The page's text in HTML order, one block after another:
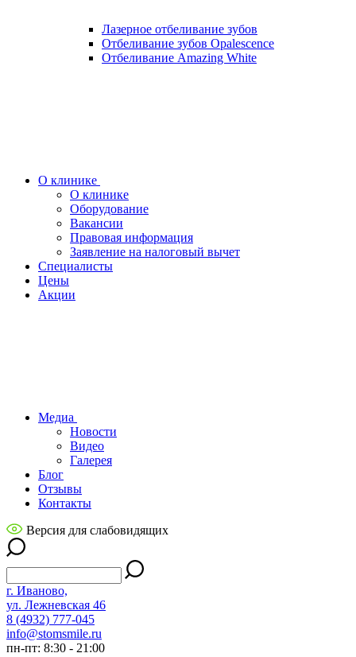
Лазерное отбеливание зубов
Отбеливание зубов Opalescence
Отбеливание Amazing White
О клинике
О клинике
Оборудование
Вакансии
Правовая информация
Заявление на налоговый вычет
Специалисты
Цены
Акции
Медиа
Новости
Видео
Галерея
Блог
Отзывы
Контакты
Версия для слабовидящих
г. Иваново,
ул. Лежневская 46
8 (4932) 777-045
info@stomsmile.ru
пн-пт: 8:30 - 21:00